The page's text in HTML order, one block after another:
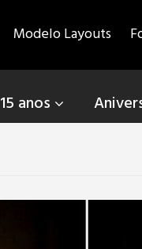
Modelo Layouts
15 anos